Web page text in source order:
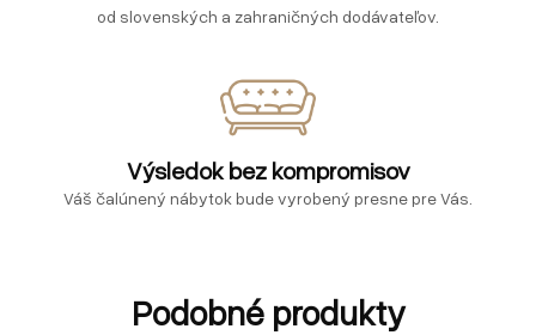
od slovenských a zahraničných dodávateľov.
Výsledok bez kompromisov
Váš čalúnený nábytok bude vyrobený presne pre Vás.
Podobné produkty